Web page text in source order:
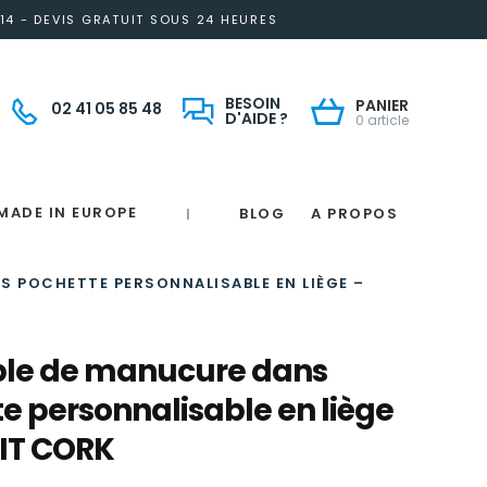
- DEVIS GRATUIT SOUS 24 HEURES
02 41 05 85 48 BESOIN
D'AIDE ?
PANIER
0 article
IN EUROPE | BLOG A PROPOS
POCHETTE PERSONNALISABLE EN LIÈGE –
de manucure dans
personnalisable en liège
CORK